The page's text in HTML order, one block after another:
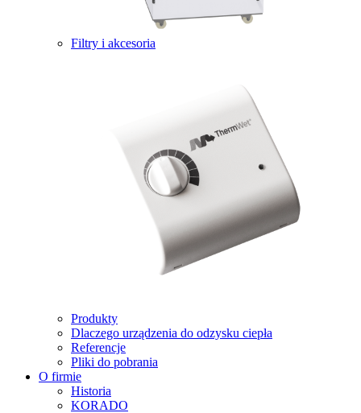
Filtry i akcesoria
Produkty
Dlaczego urządzenia do odzysku ciepła
Referencje
Pliki do pobrania
O firmie
Historia
KORADO